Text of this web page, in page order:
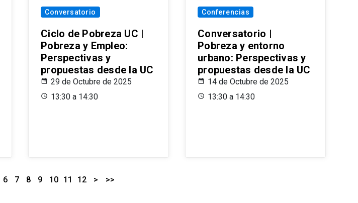
Conversatorio
Ciclo de Pobreza UC |
Pobreza y Empleo:
Perspectivas y
propuestas desde la UC
29 de Octubre de 2025
13:30 a 14:30
Conferencias
Conversatorio |
Pobreza y entorno
urbano: Perspectivas y
propuestas desde la UC
14 de Octubre de 2025
13:30 a 14:30
6 7 8 9 10 11 12 > >>